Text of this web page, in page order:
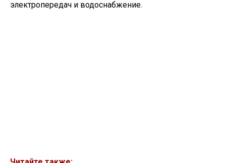
электропередач и водоснабжение.